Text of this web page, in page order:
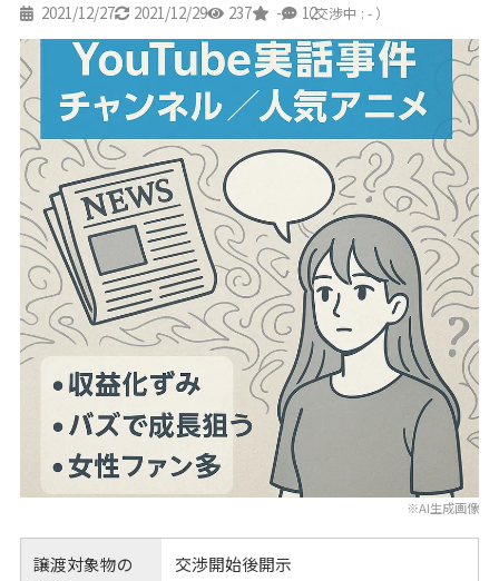
2021/12/27 2021/12/29 237 - 12
（交渉中 : - ）
※AI生成画像
譲渡対象物の
交渉開始後開示